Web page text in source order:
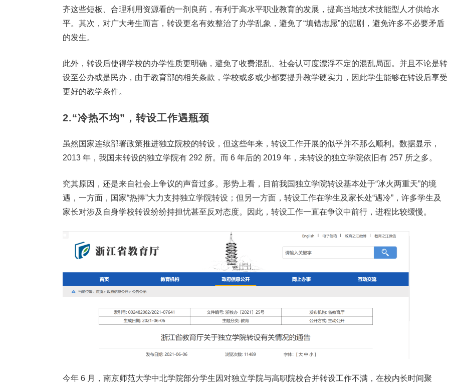
齐这些短板、合理利用资源看的一剂良药，有利于高水平职业教育的发展，提高当地技术技能型人才供给水
平。其次，对广大考生而言，转设更名有效整治了办学乱象，避免了“填错志愿”的悲剧，避免许多不必要矛盾
的发生。
此外，转设后使得学校的办学性质更明确，避免了收费混乱、社会认可度漂浮不定的混乱局面。并且不论是转
设至公办或是民办，由于教育部的相关条款，学校或多或少都要提升教学硬实力，因此学生能够在转设后享受
更好的教学条件。
2.“冷热不均”，转设工作遇瓶颈
虽然国家连续部署政策推进独立院校的转设，但这些年来，转设工作开展的似乎并不那么顺利。数据显示，
2013 年，我国未转设的独立学院有 292 所。而 6 年后的 2019 年，未转设的独立学院依旧有 257 所之多。
究其原因，还是来自社会上争议的声音过多。形势上看，目前我国独立学院转设基本处于“冰火两重天”的境
遇，一方面，国家“热捧”大力支持独立学院转设；但另一方面，转设工作在学生及家长处“遇冷”，许多学生及
家长对涉及自身学校转设纷纷持担忧甚至反对态度。因此，转设工作一直在争议中前行，进程比较缓慢。
今年 6 月，南京师范大学中北学院部分学生因对独立学院与高职院校合并转设工作不满，在校内长时间聚